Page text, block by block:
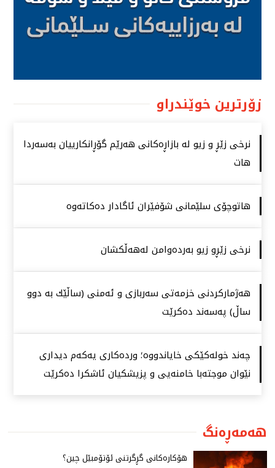
زۆرترین خوێندراو
نرخی زێڕ و زیو لە بازاڕەكانی هەرێم گۆڕانكارییان بەسەردا
هات
هاتوچۆی سلێمانی شۆفێران ئاگادار دەكاتەوە
نرخی زێڕو زیو بەردەوامن لەهەڵكشان
هەژماركردنی خزمەتی سەربازی و ئەمنی (ساڵێك بە دوو
ساڵ) پەسەند دەكرێت
چەند خولەكێكی خایاندووە؛ وردەكاری یەكەم دیداری
نێوان موجتەبا خامنەیی و پزیشكیان ئاشكرا دەكرێت
هەمەڕەنگ
هۆكارەكانی گڕگرتنی ئۆتۆمبێل چین؟